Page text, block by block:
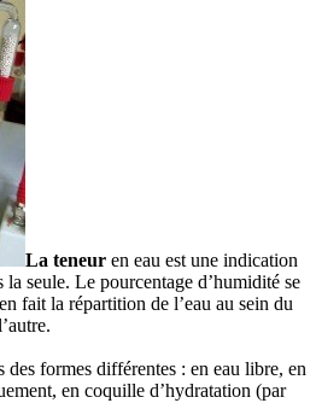
La teneur en eau est une indication
la seule. Le pourcentage d’humidité se
fait la répartition de l’eau au sein du
des formes différentes : en eau libre, en
en coquille d’hydratation (par